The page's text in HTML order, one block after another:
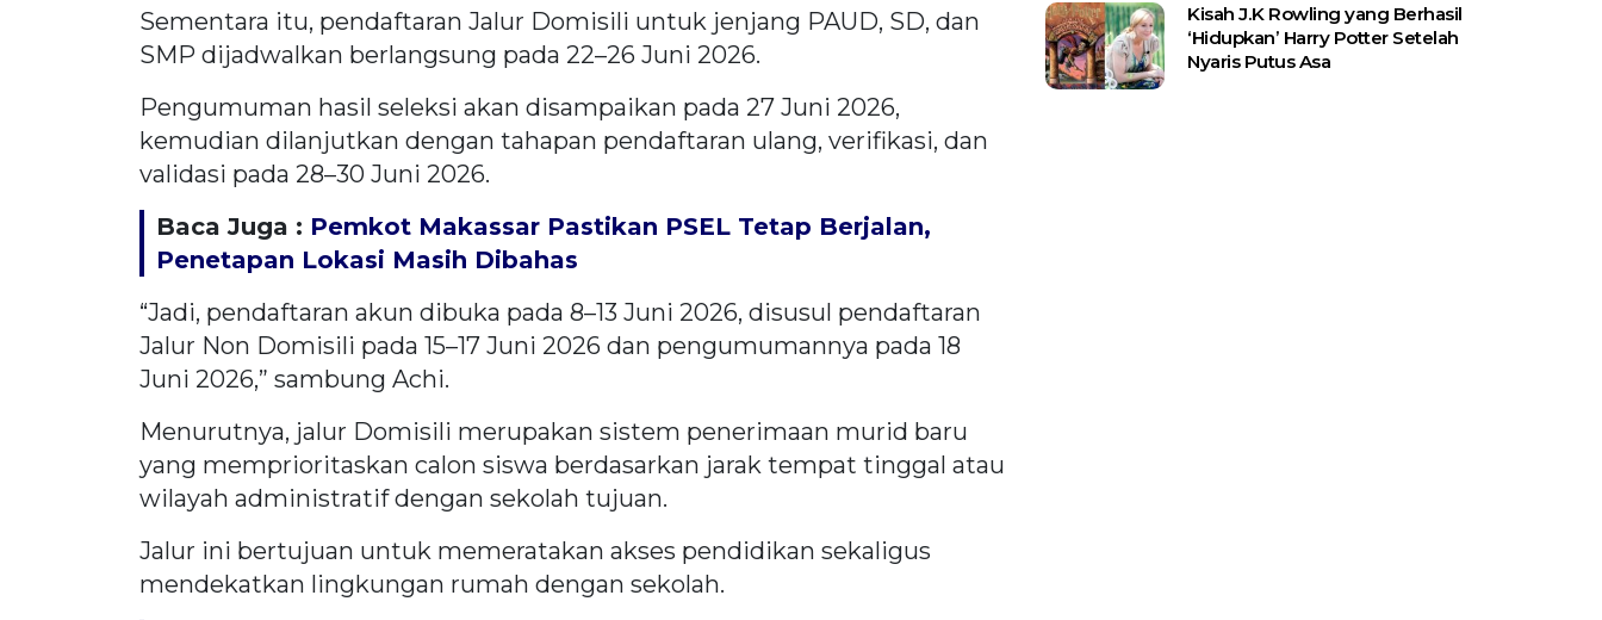
Sementara itu, pendaftaran Jalur Domisili untuk jenjang PAUD, SD, dan
SMP dijadwalkan berlangsung pada 22–26 Juni 2026.
Pengumuman hasil seleksi akan disampaikan pada 27 Juni 2026,
kemudian dilanjutkan dengan tahapan pendaftaran ulang, verifikasi, dan
validasi pada 28–30 Juni 2026.
Baca Juga : Pemkot Makassar Pastikan PSEL Tetap Berjalan,
Penetapan Lokasi Masih Dibahas
“Jadi, pendaftaran akun dibuka pada 8–13 Juni 2026, disusul pendaftaran
Jalur Non Domisili pada 15–17 Juni 2026 dan pengumumannya pada 18
Juni 2026,” sambung Achi.
Menurutnya, jalur Domisili merupakan sistem penerimaan murid baru
yang memprioritaskan calon siswa berdasarkan jarak tempat tinggal atau
wilayah administratif dengan sekolah tujuan.
Jalur ini bertujuan untuk memeratakan akses pendidikan sekaligus
mendekatkan lingkungan rumah dengan sekolah.
Kisah J.K Rowling yang Berhasil
‘Hidupkan’ Harry Potter Setelah
Nyaris Putus Asa